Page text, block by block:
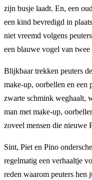
zijn busje laadt. En, een
een kind bevredigd in
niet vreemd volgens
een blauwe vogel van twee
Blijkbaar trekken peuters
make-up, oorbellen en een
zwarte schmink weghaalt,
man met make-up,
zoveel mensen die nieuwe
Sint, Piet en Pino
regelmatig een verhaaltje
reden waarom peuters hen